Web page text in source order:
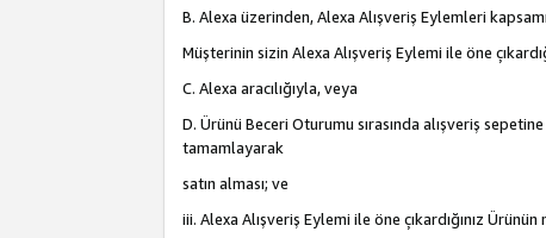
B. Alexa üzerinden, Alexa Alışveriş Eylemleri
Müşterinin sizin Alexa Alışveriş Eylemi ile öne
C. Alexa aracılığıyla, veya
D. Ürünü Beceri Oturumu sırasında alışveriş
tamamlayarak
satın alması; ve
iii. Alexa Alışveriş Eylemi ile öne çıkardığınız